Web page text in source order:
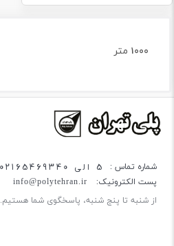
1000 متر
شماره تماس : 5 الی 02165469340
پست الکترونیک: info@polytehran.ir
از شنبه تا پنج شنبه، پاسخگوی شما هستیم.